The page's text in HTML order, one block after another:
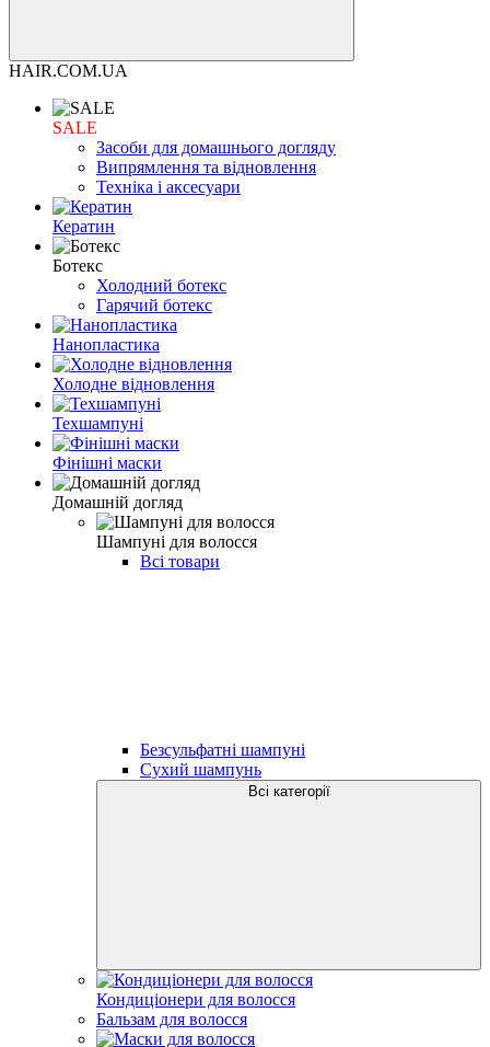
HAIR.COM.UA
SALE
Засоби для домашнього догляду
Випрямлення та відновлення
Техніка і аксесуари
Кератин
Ботекс
Холодний ботекс
Гарячий ботекс
Нанопластика
Холодне відновлення
Техшампуні
Фінішні маски
Домашній догляд
Шампуні для волосся
Всі товари
Безсульфатні шампуні
Сухий шампунь
Всі категорії
Кондиціонери для волосся
Бальзам для волосся